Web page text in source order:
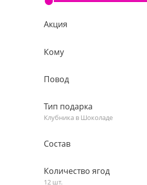
Акция
Кому
Повод
Тип подарка
Клубника в Шоколаде
Состав
Количество ягод
12 шт.